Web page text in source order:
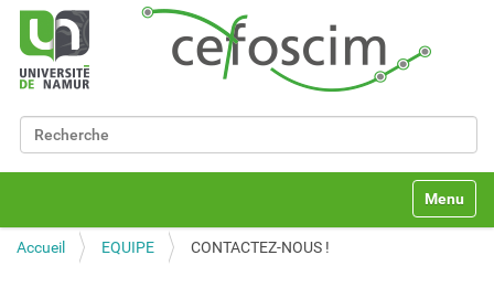
Chercher par
v
Toggle
Accueil EQUIPE CONTACTEZ-NOUS !